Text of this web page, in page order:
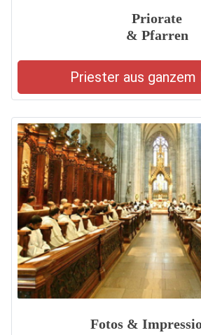
Priorate
& Pfarren
Priester aus ganzem
Fotos &